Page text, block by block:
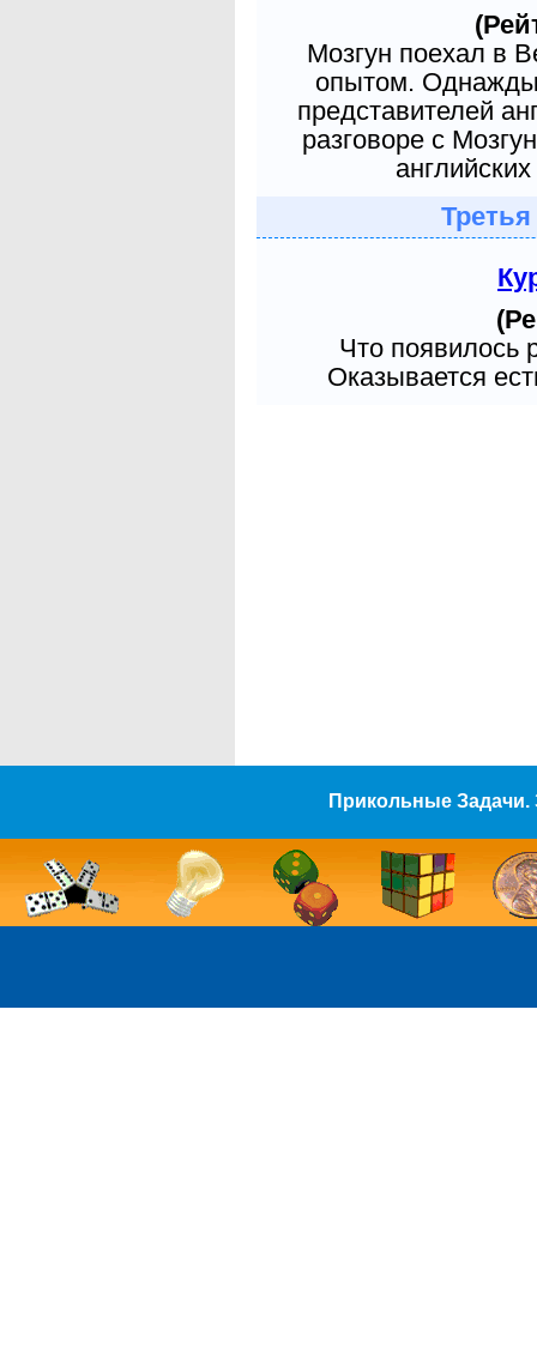
Мозгун поехал в
опытом. Однажды
представителей
разговоре с
Что появилось
Оказывается
Прикольные Задачи.